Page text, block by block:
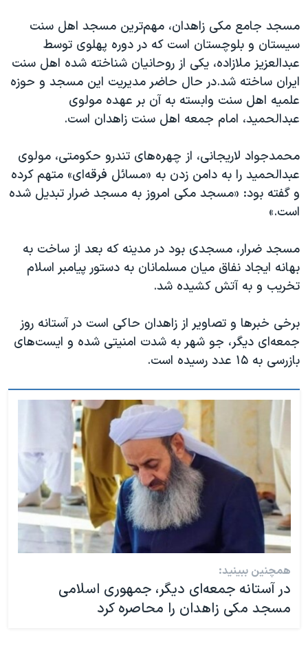
مسجد جامع مکی زاهدان، مهم‌ترین مسجد اهل سنت
سیستان و بلوچستان است که در دوره پهلوی توسط
عبدالعزیز ملازاده، یکی از روحانیان شناخته شده اهل سنت
ایران ساخته شد.در حال حاضر مدیریت این مسجد و حوزه
علمیه اهل سنت وابسته به آن بر عهده مولوی
عبدالحمید، امام جمعه اهل سنت زاهدان است.
محمدجواد لاریجانی، از چهره‌های تندرو حکومتی، مولوی
عبدالحمید را به دامن زدن به «مسائل فرقه‌ای» متهم کرده
و گفته بود: «مسجد مکی امروز به مسجد ضرار تبدیل شده
است.»
مسجد ضرار، مسجدی بود در مدینه که بعد از ساخت به
بهانه ایجاد نفاق میان مسلمانان به دستور پیامبر اسلام
تخریب و به آتش کشیده شد.
برخی خبرها و تصاویر از زاهدان حاکی است در آستانه روز
جمعه‌ای دیگر، جو شهر به شدت امنیتی شده و ایست‌های
بازرسی به ۱۵ عدد رسیده است.
همچنین ببینید:
در آستانه جمعه‌ای دیگر، جمهوری اسلامی
مسجد مکی زاهدان را محاصره کرد